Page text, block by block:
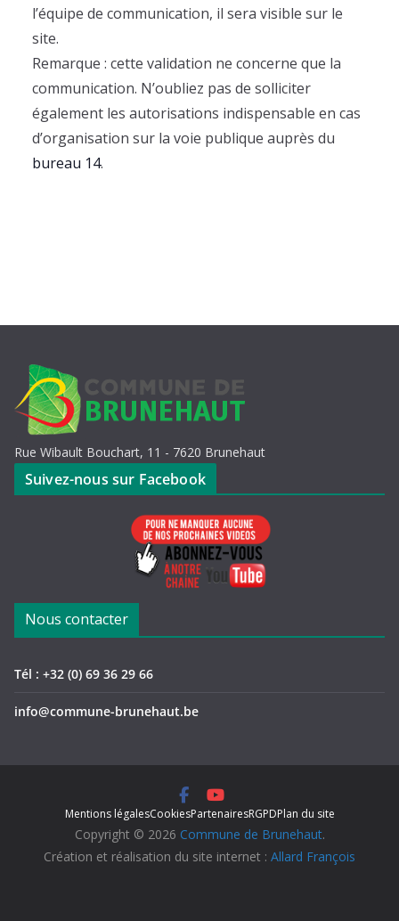
l’équipe de communication, il sera visible sur le
site.
Remarque : cette validation ne concerne que la
communication. N’oubliez pas de solliciter
également les autorisations indispensable en cas
d’organisation sur la voie publique auprès du
bureau 14.
Rue Wibault Bouchart, 11 - 7620 Brunehaut
Suivez-nous sur Facebook
Nous contacter
Tél : +32 (0) 69 36 29 66
info@commune-brunehaut.be
Mentions légalesCookiesPartenairesRGPDPlan du site
Copyright © 2026 Commune de Brunehaut.
Création et réalisation du site internet : Allard François